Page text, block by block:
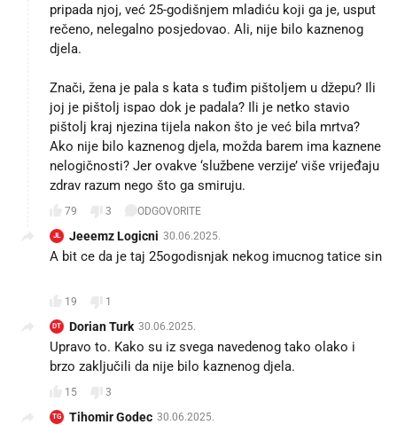
pripada njoj, već 25-godišnjem mladiću koji ga je, usput
rečeno, nelegalno posjedovao. Ali, nije bilo kaznenog
djela.
Znači, žena je pala s kata s tuđim pištoljem u džepu? Ili
joj je pištolj ispao dok je padala? Ili je netko stavio
pištolj kraj njezina tijela nakon što je već bila mrtva?
Ako nije bilo kaznenog djela, možda barem ima kaznene
nelogičnosti? Jer ovakve ‘službene verzije’ više vrijeđaju
zdrav razum nego što ga smiruju.
79 3 ODGOVORITE
JL Jeeemz Logicni 30.06.2025.
A bit ce da je taj 25ogodisnjak nekog imucnog tatice sin
19 1
DT Dorian Turk 30.06.2025.
Upravo to. Kako su iz svega navedenog tako olako i
brzo zaključili da nije bilo kaznenog djela.
15 3
TG Tihomir Godec 30.06.2025.